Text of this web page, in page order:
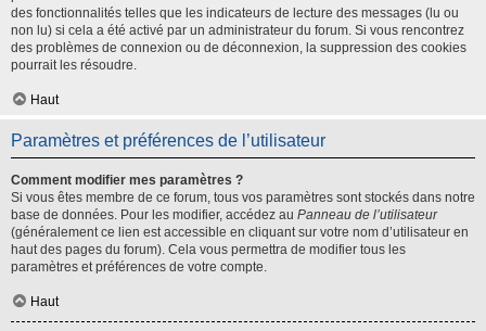
des fonctionnalités telles que les indicateurs de lecture des messages (lu ou
non lu) si cela a été activé par un administrateur du forum. Si vous rencontrez
des problèmes de connexion ou de déconnexion, la suppression des cookies
pourrait les résoudre.
Haut
Paramètres et préférences de l’utilisateur
Comment modifier mes paramètres ?
Si vous êtes membre de ce forum, tous vos paramètres sont stockés dans notre
base de données. Pour les modifier, accédez au Panneau de l’utilisateur
(généralement ce lien est accessible en cliquant sur votre nom d’utilisateur en
haut des pages du forum). Cela vous permettra de modifier tous les
paramètres et préférences de votre compte.
Haut